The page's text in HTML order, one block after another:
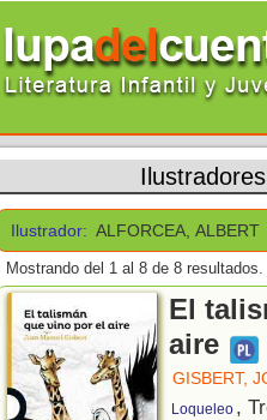
Ilustradores
Ilustrador: ALFORCEA, ALBERT
Mostrando del 1 al 8 de 8 resultados.
El
aire
GISBERT,
Loqueleo ,